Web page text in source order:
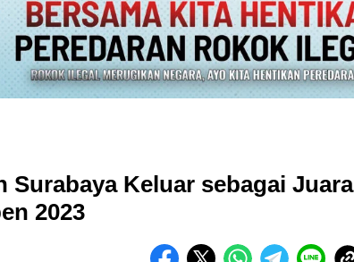
Surabaya Keluar sebagai Juara
2023